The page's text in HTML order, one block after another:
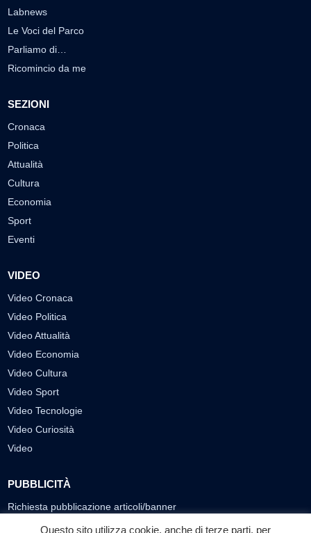
Labnews
Le Voci del Parco
Parliamo di…
Ricomincio da me
SEZIONI
Cronaca
Politica
Attualità
Cultura
Economia
Sport
Eventi
VIDEO
Video Cronaca
Video Politica
Video Attualità
Video Economia
Video Cultura
Video Sport
Video Tecnologie
Video Curiosità
Video
PUBBLICITÀ
Richiesta pubblicazione articoli/banner
Questo sito utilizza cookie, anche di terze parti, per